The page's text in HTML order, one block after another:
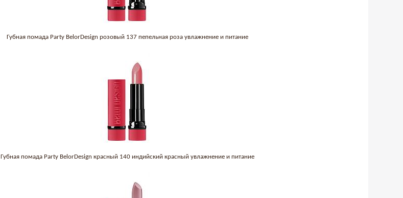
Губная помада Party BelorDesign розовый 137 пепельная роза увлажнение и питание
Губная помада Party BelorDesign красный 140 индийский красный увлажнение и питание